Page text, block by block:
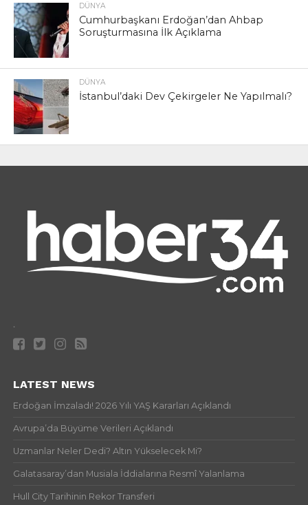
DÜNYA
Cumhurbaşkanı Erdoğan’dan Ahbap
Soruşturmasına İlk Açıklama
DÜNYA
İstanbul’daki Dev Çekirgeler Ne Yapılmalı?
.
LATEST NEWS
Erdoğan İmzaladı! 2026 Yılı YAŞ Kararları Açıklandı
Avrupa’da Büyüme Verileri Açıklandı
Uzmanlar Neler Dedi? Altın Yükselecek Mi?
Galatasaray’dan Musiala İddialarına Resmî Yalanlama
Hull City Tarihinin Rekor Transferi